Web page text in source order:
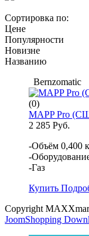
Сортировка по:
Цене
Популярности
Новизне
Названию
Bernzomatic
(0)
MAPP Pro
2 285 Руб.
-Объём 0,400
-
-Газ
Купить
Copyright
JoomShopping